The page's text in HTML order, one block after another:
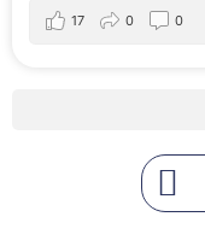
17 0 0